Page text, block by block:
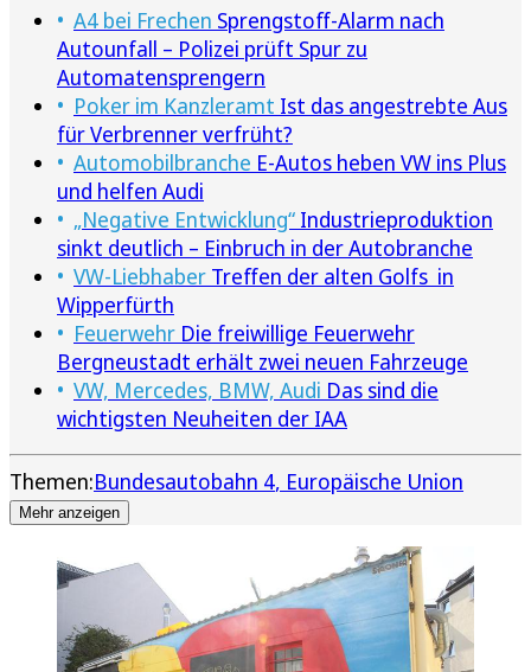
A4 bei Frechen Sprengstoff-Alarm nach
Autounfall – Polizei prüft Spur zu
Automatensprengern
Poker im Kanzleramt Ist das angestrebte Aus
für Verbrenner verfrüht?
Automobilbranche E-Autos heben VW ins Plus
und helfen Audi
„Negative Entwicklung“ Industrieproduktion
sinkt deutlich – Einbruch in der Autobranche
VW-Liebhaber Treffen der alten Golfs in
Wipperfürth
Feuerwehr Die freiwillige Feuerwehr
Bergneustadt erhält zwei neuen Fahrzeuge
VW, Mercedes, BMW, Audi Das sind die
wichtigsten Neuheiten der IAA
Themen:Bundesautobahn 4 Europäische Union
Mehr anzeigen